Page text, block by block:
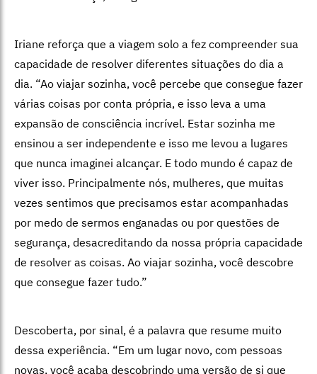
Iriane reforça que a viagem solo a fez compreender sua
capacidade de resolver diferentes situações do dia a
dia. “Ao viajar sozinha, você percebe que consegue fazer
várias coisas por conta própria, e isso leva a uma
expansão de consciência incrível. Estar sozinha me
ensinou a ser independente e isso me levou a lugares
que nunca imaginei alcançar. E todo mundo é capaz de
viver isso. Principalmente nós, mulheres, que muitas
vezes sentimos que precisamos estar acompanhadas
por medo de sermos enganadas ou por questões de
segurança, desacreditando da nossa própria capacidade
de resolver as coisas. Ao viajar sozinha, você descobre
que consegue fazer tudo.”
Descoberta, por sinal, é a palavra que resume muito
dessa experiência. “Em um lugar novo, com pessoas
novas, você acaba descobrindo uma versão de si que